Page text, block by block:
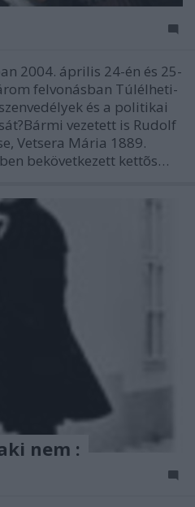
2004. április 24-én és 25-
felvonásban Túlélheti-
és a politikai
vezetett is Rudolf
Vetsera Mária 1889.
bekövetkezett kettõs…
nem :